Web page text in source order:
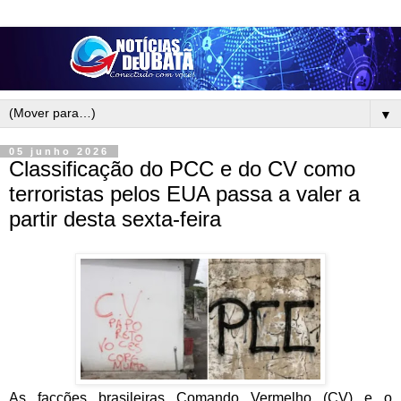
▼
05 junho 2026
Classificação do PCC e do CV como
terroristas pelos EUA passa a valer a
partir desta sexta-feira
As facções brasileiras Comando Vermelho (CV) e o